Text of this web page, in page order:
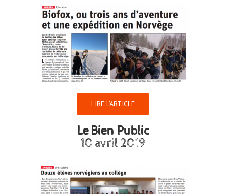
LIRE L’ARTICLE
Le Bien Public
10 avril 2019